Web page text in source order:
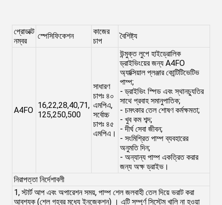
প্রোডাক্ট
নম্বর
স্পেসিফিকেশন
কাজের
চাপ
বৈশিষ্ট্য
A4FO
16,22,28,40,71,
125,250,500
সাধারণ
চাপঃ ৪০
এমপিএ,
সর্বোচ্চ
চাপঃ ৪৫
এমপিএ।
উন্মুক্ত লুপে হাইড্রোলিক
ড্রাইভিংয়ের জন্য A4FO
অ্যাক্সিয়াল প্লঞ্জার কোন্টিটিভেটিভ
পাম্প;
- ড্রাইভিং স্পিড এবং স্থানচ্যুতির
সাথে প্রবাহ সমানুপাতিক;
- চমৎকার তেল শোষণ কর্মক্ষমতা;
- খুব কম শব্দ;
- দীর্ঘ সেবা জীবন;
- সংমিশ্রিত পাম্প ব্যবহারের
অনুমতি দিন;
- অন্যান্য পাম্প একত্রিত করার
জন্য অক্ষ ড্রাইভ।
নিরাপত্তা নির্দেশাবলী
1, স্টার্ট আপ এবং অপারেশন সময়, পাম্প শেল জলবাহী তেল দিয়ে ভরাট করা
আবশ্যক (শেল গহ্বর মধ্যে ইনজেকশন) । এটি সম্পূর্ণ সিস্টেম খালি না হওয়া